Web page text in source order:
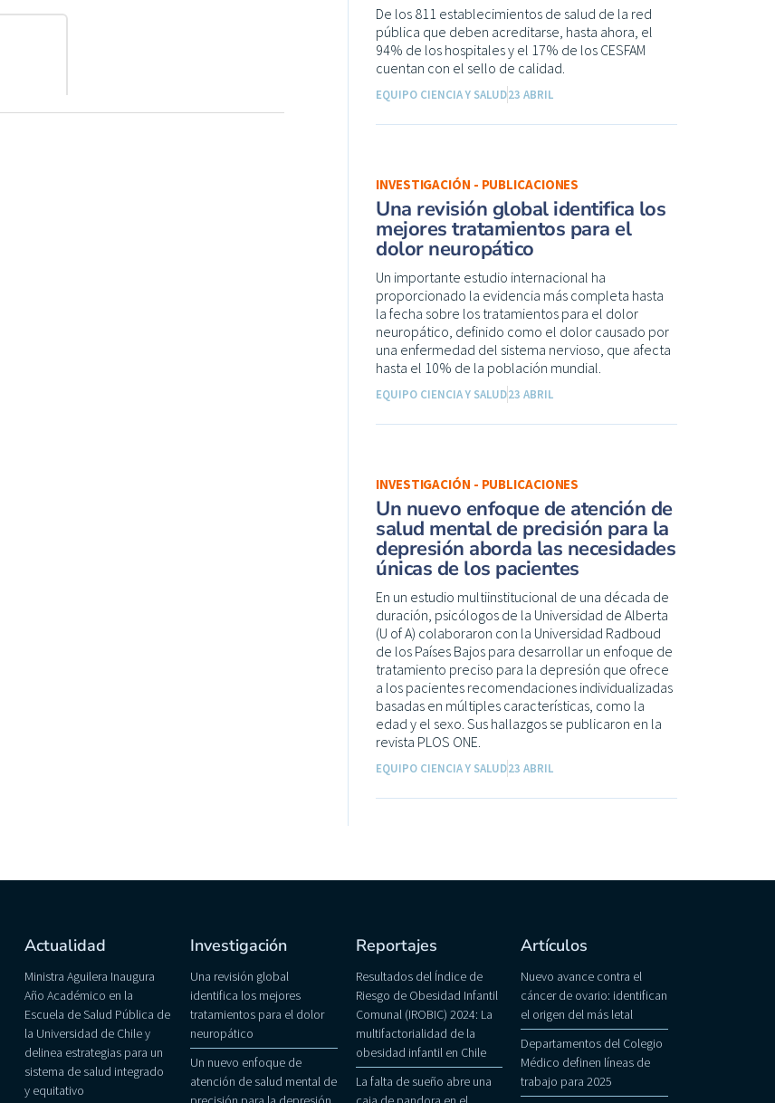
De los 811 establecimientos de salud de la red
pública que deben acreditarse, hasta ahora, el
94% de los hospitales y el 17% de los CESFAM
cuentan con el sello de calidad.
EQUIPO CIENCIA Y SALUD23 ABRIL
INVESTIGACIÓN - PUBLICACIONES
Una revisión global identifica los
mejores tratamientos para el
dolor neuropático
Un importante estudio internacional ha
proporcionado la evidencia más completa hasta
la fecha sobre los tratamientos para el dolor
neuropático, definido como el dolor causado por
una enfermedad del sistema nervioso, que afecta
hasta el 10% de la población mundial.
EQUIPO CIENCIA Y SALUD23 ABRIL
INVESTIGACIÓN - PUBLICACIONES
Un nuevo enfoque de atención de
salud mental de precisión para la
depresión aborda las necesidades
únicas de los pacientes
En un estudio multiinstitucional de una década de
duración, psicólogos de la Universidad de Alberta
(U of A) colaboraron con la Universidad Radboud
de los Países Bajos para desarrollar un enfoque de
tratamiento preciso para la depresión que ofrece
a los pacientes recomendaciones individualizadas
basadas en múltiples características, como la
edad y el sexo. Sus hallazgos se publicaron en la
revista PLOS ONE.
EQUIPO CIENCIA Y SALUD23 ABRIL
Actualidad
Ministra Aguilera Inaugura
Año Académico en la
Escuela de Salud Pública de
la Universidad de Chile y
delinea estrategias para un
sistema de salud integrado
y equitativo
Investigación
Una revisión global
identifica los mejores
tratamientos para el dolor
neuropático
Un nuevo enfoque de
atención de salud mental de
Reportajes
Resultados del Índice de
Riesgo de Obesidad Infantil
Comunal (IROBIC) 2024: La
multifactorialidad de la
obesidad infantil en Chile
La falta de sueño abre una
Artículos
Nuevo avance contra el
cáncer de ovario: identifican
el origen del más letal
Departamentos del Colegio
Médico definen líneas de
trabajo para 2025